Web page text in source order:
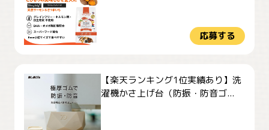
応募する
【楽天ランキング1位実績あり】洗
濯機かさ上げ台（防振・防音ゴ...